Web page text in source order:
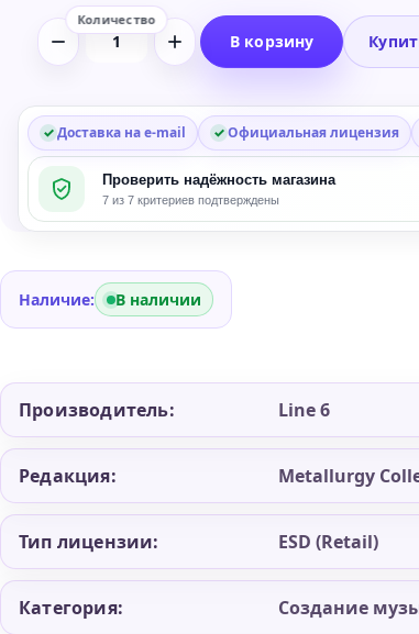
Количество
Line
6
Metallurgy
Collection
Amplifier
and
Effects
Plug-
in
В корзину
Доставка на e-mail Официальная лицензия
Проверить надёжность магазина
7 из 7 критериев подтверждены
Наличие: В наличии
Производитель: Line 6
Редакция: Metallurgy
Тип лицензии: ESD (Retail)
Категория: Создание